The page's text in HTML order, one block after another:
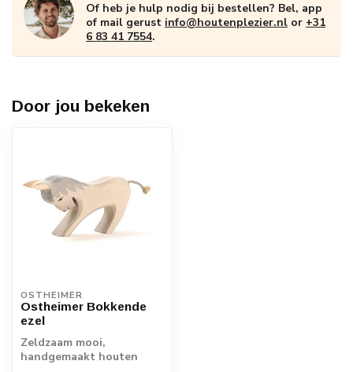
Of heb je hulp nodig bij bestellen? Bel, app
of mail gerust info@houtenplezier.nl or +31
6 83 41 7554.
Door jou bekeken
OSTHEIMER
Ostheimer Bokkende
ezel
Zeldzaam mooi,
handgemaakt houten